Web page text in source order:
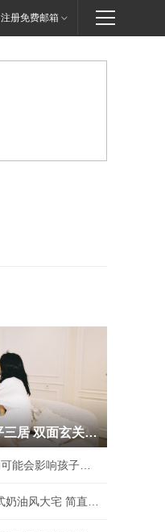
注册免费邮箱
成都全职妈妈自装97平三居 双面玄关人见人夸